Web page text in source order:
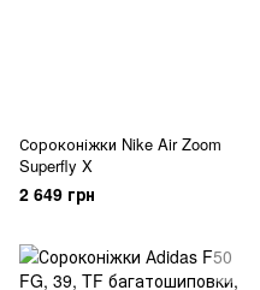
Сороконіжки Nike Air Zoom
Superfly X
2 649 грн